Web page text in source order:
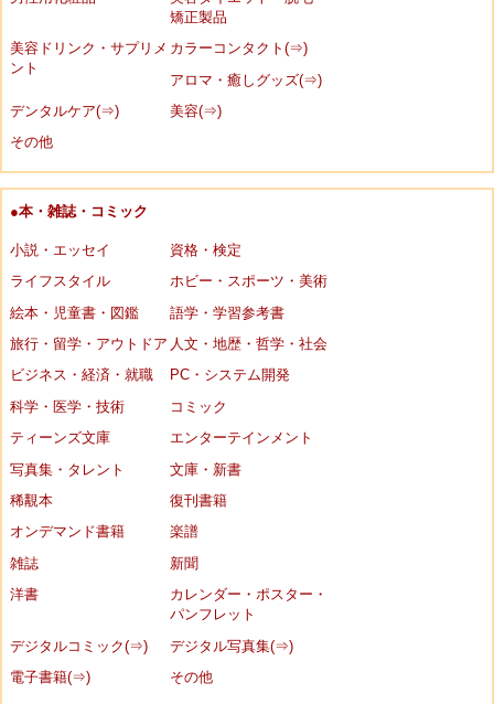
矯正製品
美容ドリンク・サプリメ
ント
カラーコンタクト(⇒)
アロマ・癒しグッズ(⇒)
デンタルケア(⇒)
美容(⇒)
その他
●本・雑誌・コミック
小説・エッセイ
資格・検定
ライフスタイル
ホビー・スポーツ・美術
絵本・児童書・図鑑
語学・学習参考書
旅行・留学・アウトドア 人文・地歴・哲学・社会
ビジネス・経済・就職
PC・システム開発
科学・医学・技術
コミック
ティーンズ文庫
エンターテインメント
写真集・タレント
文庫・新書
稀覯本
復刊書籍
オンデマンド書籍
楽譜
雑誌
新聞
洋書
カレンダー・ポスター・
パンフレット
デジタルコミック(⇒)
デジタル写真集(⇒)
電子書籍(⇒)
その他